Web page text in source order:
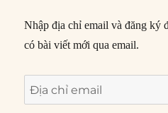
Nhập địa chỉ email và đăng ký
có bài viết mới qua email.
Địa
chỉ